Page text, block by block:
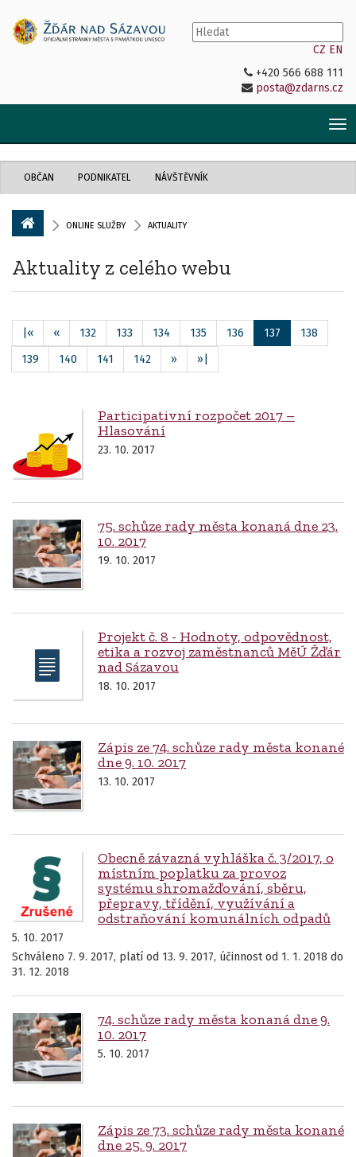
CZ EN
+420 566 688 111
posta@zdarns.cz
OBČAN PODNIKATEL NÁVŠTĚVNÍK
ONLINE SLUŽBY AKTUALITY
Aktuality z celého webu
|« « 132 133 134 135 136 137
138
139
140 141 142 » »|
Participativní rozpočet 2017 –
Hlasování
23. 10. 2017
75. schůze rady města konaná dne 23.
10. 2017
19. 10. 2017
Projekt č. 8 - Hodnoty, odpovědnost,
etika a rozvoj zaměstnanců MěÚ Žďár
nad Sázavou
18. 10. 2017
Zápis ze 74. schůze rady města konané
dne 9. 10. 2017
13. 10. 2017
Obecně závazná vyhláška č. 3/2017, o
místním poplatku za provoz
systému shromažďování, sběru,
přepravy, třídění, využívání a
odstraňování komunálních odpadů
5. 10. 2017
Schváleno 7. 9. 2017, platí od 13. 9. 2017, účinnost od 1. 1. 2018 do
31. 12. 2018
74. schůze rady města konaná dne 9.
10. 2017
5. 10. 2017
Zápis ze 73. schůze rady města konané
dne 25. 9. 2017